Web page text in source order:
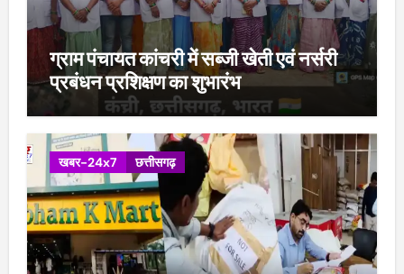
ग्राम पंचायत कांचरी में सब्जी खेती एवं नर्सरी
प्रबंधन प्रशिक्षण का शुभारंभ
खबर-24x7 छत्तीसगढ़